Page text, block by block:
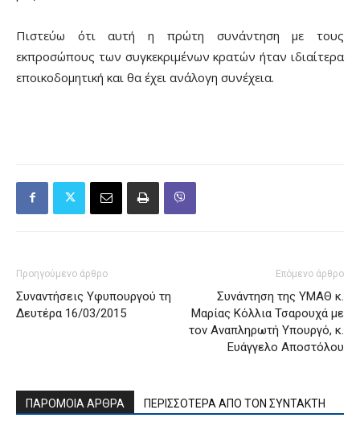
Πιστεύω ότι αυτή η πρώτη συνάντηση με τους
εκπροσώπους των συγκεκριμένων κρατών ήταν ιδιαίτερα
εποικοδομητική και θα έχει ανάλογη συνέχεια.
Προηγούμενο άρθρο
Συναντήσεις Υφυπουργού τη
Δευτέρα 16/03/2015
Επόμενο άρθρο
Συνάντηση της ΥΜΑΘ κ.
Μαρίας Κόλλια Τσαρουχά με
τον Αναπληρωτή Υπουργό, κ.
Ευάγγελο Αποστόλου
ΠΑΡΟΜΟΙΑ ΑΡΘΡΑ ΠΕΡΙΣΣΟΤΕΡΑ ΑΠΟ ΤΟΝ ΣΥΝΤΑΚΤΗ